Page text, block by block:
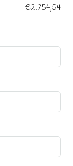
€2.754,54